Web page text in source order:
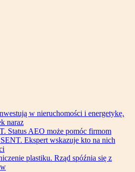
w nieruchomości i energetykę.
naraz
Status AEO może pomóc firmom
Ekspert wskazuje kto na nich
plastiku. Rząd spóźnia się z